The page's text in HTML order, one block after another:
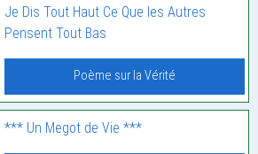
Je Dis Tout Haut Ce Que les Autres
Pensent Tout Bas
Poème sur la Vérité
*** Un Megot de Vie ***